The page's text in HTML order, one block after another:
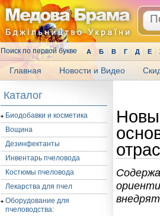
Поиск по первой букве А Б В Г Д Е
Главная Новости и Видео
Каталог
Биодобавки и косметика
Вощина
Дезинфектанты
Инвентарь пчеловода
Костюмы пчеловода
Лекарства для пчел
Оборудование для
пчеловодства: